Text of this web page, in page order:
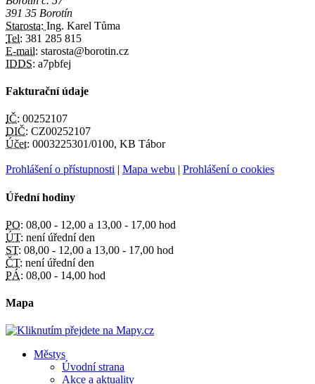
391 35 Borotín
Starosta: Ing. Karel Tůma
Tel: 381 285 815
E-mail: starosta@borotin.cz
IDDS: a7pbfej
Fakturační údaje
IČ: 00252107
DIČ: CZ00252107
Účet: 0003225301/0100, KB Tábor
Prohlášení o přístupnosti | Mapa webu | Prohlášení o cookies
Úřední hodiny
PO: 08,00 - 12,00 a 13,00 - 17,00 hod
ÚT: není úřední den
ST: 08,00 - 12,00 a 13,00 - 17,00 hod
ČT: není úřední den
PÁ: 08,00 - 14,00 hod
Mapa
Městys
Úvodní strana
Akce a aktuality